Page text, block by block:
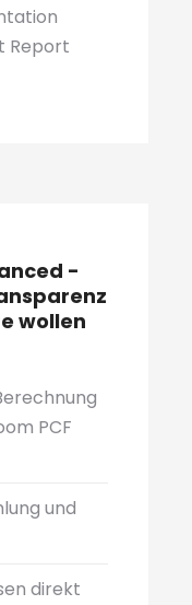
Report
-
wollen
PCF
und
direkt